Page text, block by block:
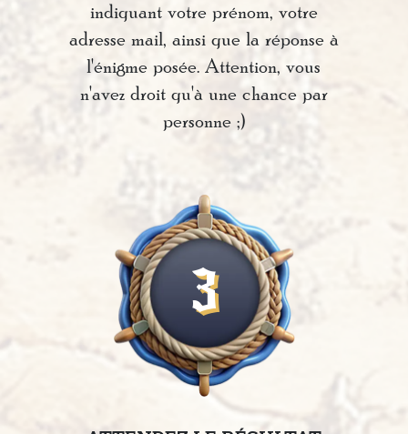
indiquant votre prénom, votre
adresse mail, ainsi que la réponse à
l'énigme posée. Attention, vous
n'avez droit qu'à une chance par
personne ;)
3